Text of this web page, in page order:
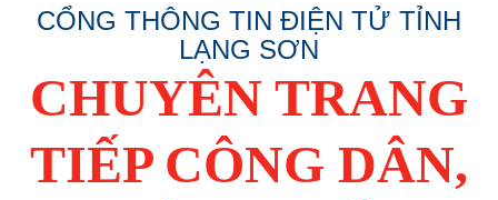
CỔNG THÔNG TIN ĐIỆN TỬ TỈNH
LẠNG SƠN
CHUYÊN TRANG
TIẾP CÔNG DÂN,